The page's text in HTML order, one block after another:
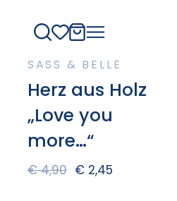
SASS & BELLE
Herz aus Holz
„Love you
more…“
€4,90 €2,45